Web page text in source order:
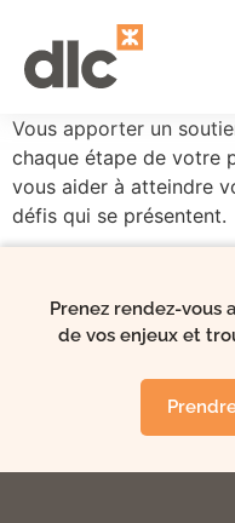
Vous apporter un
chaque étape de votre
vous aider à atteindre
défis qui se présentent.
Prenez rendez-vous
de vos enjeux et